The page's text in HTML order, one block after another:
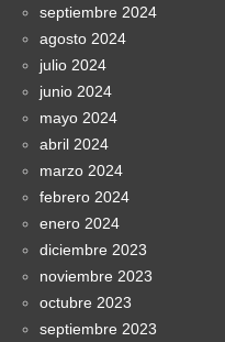
septiembre 2024
agosto 2024
julio 2024
junio 2024
mayo 2024
abril 2024
marzo 2024
febrero 2024
enero 2024
diciembre 2023
noviembre 2023
octubre 2023
septiembre 2023